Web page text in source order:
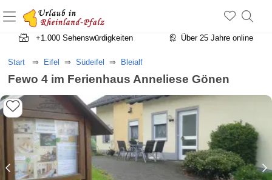
+1.500 Unterkünfte in Rheinland-Pfalz
+1.000 Sehenswürdigkeiten
Über 25 Jahre online
Start Eifel Südeifel Bleialf
Fewo 4 im Ferienhaus Anneliese Gönen